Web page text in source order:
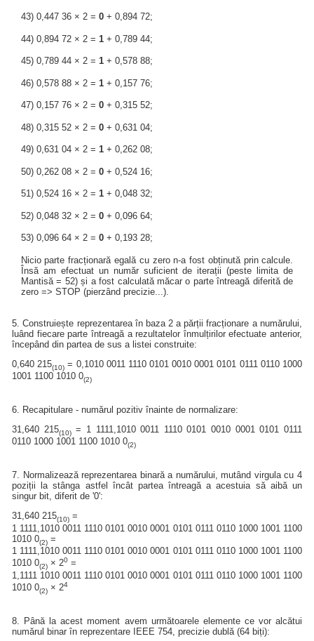
43) 0,447 36 × 2 = 0+ 0,894 72;
44) 0,894 72 × 2 = 1+ 0,789 44;
45) 0,789 44 × 2 = 1+ 0,578 88;
46) 0,578 88 × 2 = 1+ 0,157 76;
47) 0,157 76 × 2 = 0+ 0,315 52;
48) 0,315 52 × 2 = 0+ 0,631 04;
49) 0,631 04 × 2 = 1+ 0,262 08;
50) 0,262 08 × 2 = 0+ 0,524 16;
51) 0,524 16 × 2 = 1+ 0,048 32;
52) 0,048 32 × 2 = 0+ 0,096 64;
53) 0,096 64 × 2 = 0+ 0,193 28;
Nicio parte fracționară egală cu zero n-a fost obținută prin calcule.
Însă am efectuat un număr suficient de iterații (peste limita de
Mantisă = 52) și a fost calculată măcar o parte întreagă diferită de
zero => STOP (pierzând precizie...).
5. Construiește reprezentarea în baza 2 a părții fracționare a numărului,
luând fiecare parte întreagă a rezultatelor înmulțirilor efectuate anterior,
începând din partea de sus a listei construite:
0,640 215(10) = 0,1010 0011 1110 0101 0010 0001 0101 0111 0110 1000
1001 1100 1010 0(2)
6. Recapitulare - numărul pozitiv înainte de normalizare:
31,640 215(10) = 1 1111,1010 0011 1110 0101 0010 0001 0101 0111
0110 1000 1001 1100 1010 0(2)
7. Normalizează reprezentarea binară a numărului, mutând virgula cu 4
poziții la stânga astfel încât partea întreagă a acestuia să aibă un
singur bit, diferit de '0':
31,640 215(10) =
1 1111,1010 0011 1110 0101 0010 0001 0101 0111 0110 1000 1001 1100
1010 0(2) =
1 1111,1010 0011 1110 0101 0010 0001 0101 0111 0110 1000 1001 1100
1010 0(2) × 20 =
1,1111 1010 0011 1110 0101 0010 0001 0101 0111 0110 1000 1001 1100
1010 0(2) × 24
8. Până la acest moment avem următoarele elemente ce vor alcătui
numărul binar în reprezentare IEEE 754, precizie dublă (64 biți):